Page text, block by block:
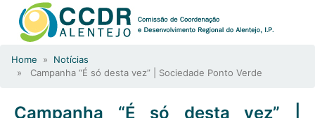
Home » Notícias
» Campanha “É só desta vez” | Sociedade Ponto Verde
Campanha “É só desta vez” |